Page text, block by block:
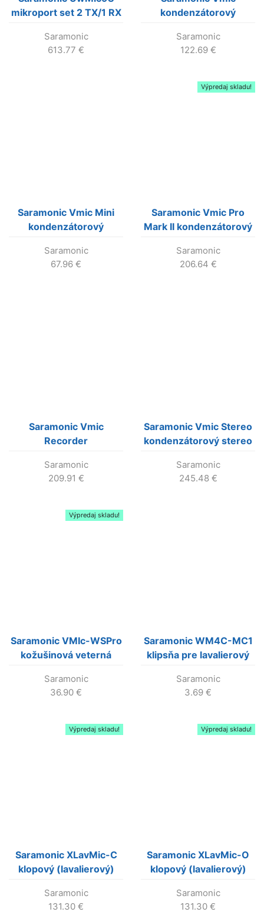
mikroport set 2 TX/1 RX
zabudovaným LiIon
akum.
Saramonic
613.77 €
kondenzátorový
DSLR
Saramonic
122.69 €
Saramonic Vmic Mini
kondenzátorový
DSLR a smartfóny
Saramonic
67.96 €
Výpredaj skladu!
Saramonic Vmic Pro
Mark II kondenzátorový
DSLR
Saramonic
206.64 €
Saramonic Vmic
Recorder
shotgun mikrofón s
rekordérom pre DSLR
Saramonic
209.91 €
Saramonic Vmic Stereo
kondenzátorový stereo
Saramonic
245.48 €
Výpredaj skladu!
Saramonic VMIc-WSPro
kožušinová veterná
Saramonic
36.90 €
Saramonic WM4C-MC1
klipsňa pre lavalierový
Saramonic
3.69 €
Výpredaj skladu!
Saramonic XLavMic-C
klopový (lavalierový)
kardioidnou
Saramonic
131.30 €
Výpredaj skladu!
Saramonic XLavMic-O
klopový (lavalierový)
všesmerovou
Saramonic
131.30 €